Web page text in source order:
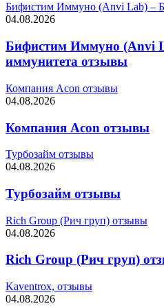
Бифистим Иммуно (Anvi Lab) –
04.08.2026
Бифистим Иммуно (Anvi
иммунитета отзывы
Компания Acon отзывы
04.08.2026
Компания Acon отзывы
Турбозайм отзывы
04.08.2026
Турбозайм отзывы
Rich Group (Рич груп) отзывы
04.08.2026
Rich Group (Рич груп)
Kaventrox, отзывы
04.08.2026